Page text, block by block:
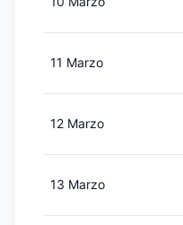
11 Marzo
12 Marzo
13 Marzo